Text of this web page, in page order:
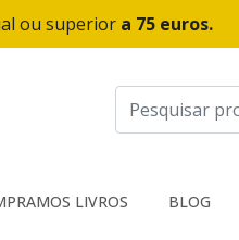
ou superior a 75 euros.
LIVROS BLOG